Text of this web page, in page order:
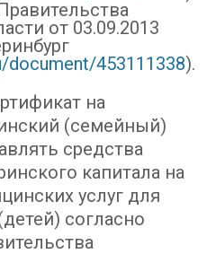
от 03.09.2013
document/453111338).
на
(семейный)
средства
капитала на
услуг для
согласно